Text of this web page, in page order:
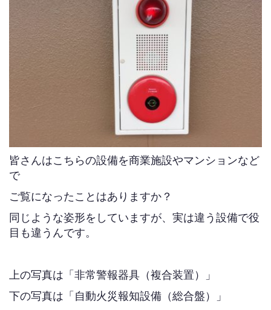
皆さんはこちらの設備を商業施設やマンションなど
で
ご覧になったことはありますか？
同じような姿形をしていますが、実は違う設備で役
目も違うんです。
上の写真は「非常警報器具（複合装置）」
下の写真は「自動火災報知設備（総合盤）」